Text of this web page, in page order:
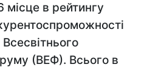
місце в рейтингу
(ВЕФ). Всього в